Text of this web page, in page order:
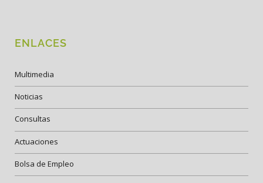
ENLACES
Multimedia
Noticias
Consultas
Actuaciones
Bolsa de Empleo